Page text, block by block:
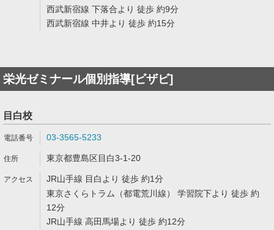
西武新宿線 下落合より 徒歩 約9分
西武新宿線 中井より 徒歩 約15分
栄光ゼミナール個別指導[ビザビ]
目白校
03-3565-5233
東京都豊島区目白3-1-20
JR山手線 目白より 徒歩 約1分
東京さくらトラム（都電荒川線） 学習院下より 徒歩 約
12分
JR山手線 高田馬場より 徒歩 約12分